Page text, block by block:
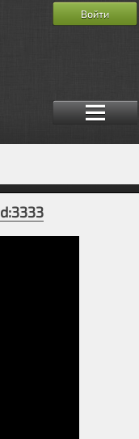
Войти